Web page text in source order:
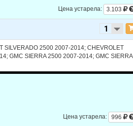
- ELECTRIC/GAS
Цена устарела:
3.103
SILVERADO 2500 2007-2014; CHEVROLET
GMC SIERRA 2500 2007-2014; GMC SIERRA
Цена устарела:
996